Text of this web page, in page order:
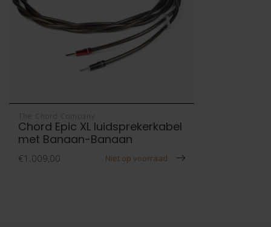
The Chord Company
Chord Epic XL luidsprekerkabel
met Banaan-Banaan
€1.009,00 Niet op voorraad